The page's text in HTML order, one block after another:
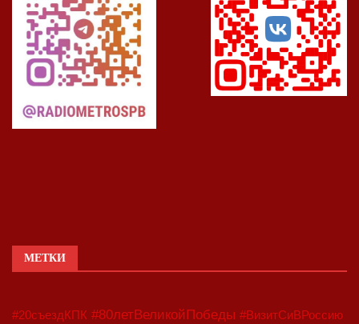
МЕТКИ
#20съездКПК #80летВеликойПобеды #ВизитСиВРоссию